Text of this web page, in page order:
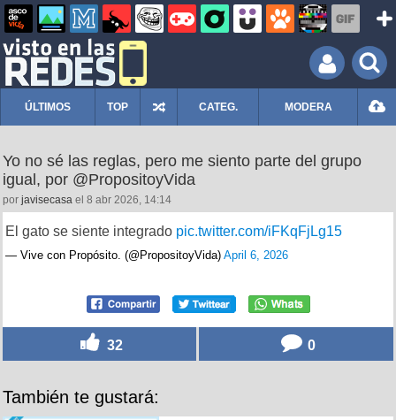
ÚLTIMOS TOP CATEG. MODERA
Yo no sé las reglas, pero me siento parte del grupo
igual, por @PropositoyVida
por javisecasa el 8 abr 2026, 14:14
El gato se siente integrado pic.twitter.com/iFKqFjLg15
— Vive con Propósito. (@PropositoyVida) April 6, 2026
32 0
También te gustará: